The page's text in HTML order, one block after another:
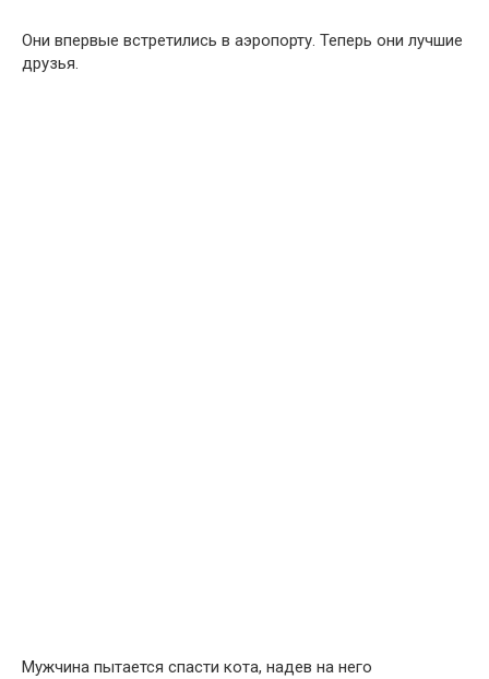
Они впервые встретились в аэропорту. Теперь они лучшие
друзья.
Мужчина пытается спасти кота, надев на него